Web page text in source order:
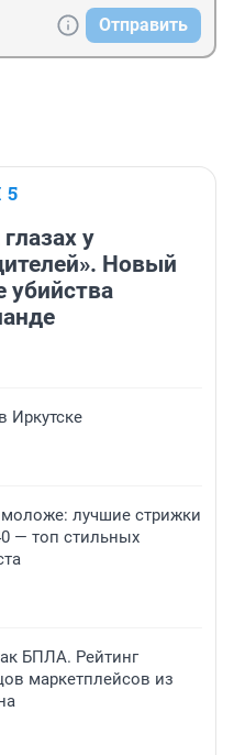
Отправить
5
у
Новый
убийства
Иркутске
лучшие стрижки
— топ стильных
БПЛА. Рейтинг
маркетплейсов из